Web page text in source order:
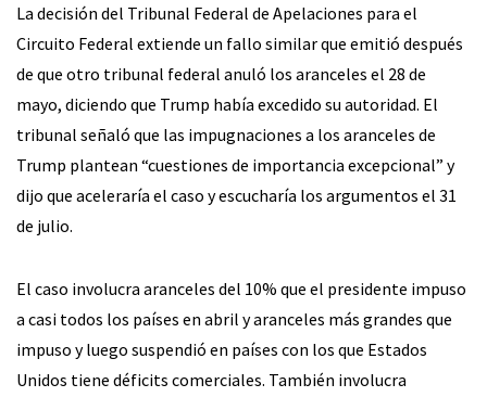
La decisión del Tribunal Federal de Apelaciones para el
Circuito Federal extiende un fallo similar que emitió después
de que otro tribunal federal anuló los aranceles el 28 de
mayo, diciendo que Trump había excedido su autoridad. El
tribunal señaló que las impugnaciones a los aranceles de
Trump plantean “cuestiones de importancia excepcional” y
dijo que aceleraría el caso y escucharía los argumentos el 31
de julio.
El caso involucra aranceles del 10% que el presidente impuso
a casi todos los países en abril y aranceles más grandes que
impuso y luego suspendió en países con los que Estados
Unidos tiene déficits comerciales. También involucra